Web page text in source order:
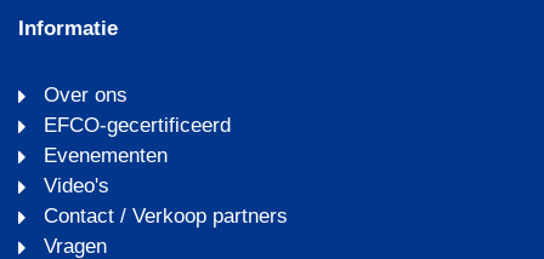
Informatie
Over ons
EFCO-gecertificeerd
Evenementen
Video's
Contact / Verkoop partners
Vragen